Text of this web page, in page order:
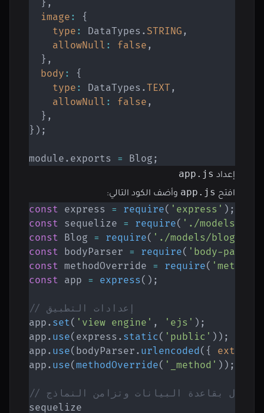
} ,
image :
{
type : DataTypes . STRING ,
allowNull : false ,
} ,
body :
{
type : DataTypes .TEXT ,
allowNull : false ,
} ,
} ) ;
module . exports = Blog ;
إعداد app.js
افتح app.js وأضف الكود التالي:
const express = require( 'express' ) ;
const sequelize = require( './models'
const Blog = require( './models/blog'
const bodyParser = require( 'body-parser'
const methodOverride = require(
const app = express( ) ;
// إعدادات التطبيق
app . set( 'view engine' , 'ejs' ) ;
app . use( express . static( 'public' ) ) ;
app . use( bodyParser . urlencoded( {
extended
app . use( methodOverride( '_method' ) ) ;
// اتصال بقاعدة البيانات وتزامن النماذج
sequelize